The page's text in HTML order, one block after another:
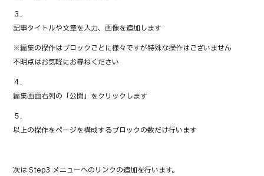
３．
記事タイトルや文章を入力、画像を追加します
※編集の操作はブロックごとに様々ですが特殊な操作はございません
不明点はお気軽にお尋ねください
４．
編集画面右列の「公開」をクリックします
５．
以上の操作をページを構成するブロックの数だけ行います
次は Step3 メニューへのリンクの追加を行います。